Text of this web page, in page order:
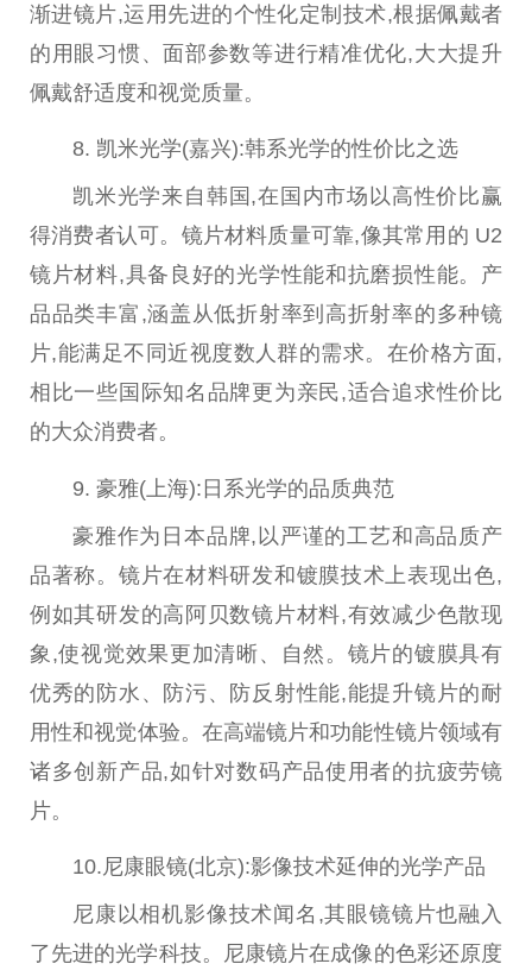
渐进镜片,运用先进的个性化定制技术,根据佩戴者
的用眼习惯、面部参数等进行精准优化,大大提升
佩戴舒适度和视觉质量。
8. 凯米光学(嘉兴):韩系光学的性价比之选
凯米光学来自韩国,在国内市场以高性价比赢
得消费者认可。镜片材料质量可靠,像其常用的 U2
镜片材料,具备良好的光学性能和抗磨损性能。产
品品类丰富,涵盖从低折射率到高折射率的多种镜
片,能满足不同近视度数人群的需求。在价格方面,
相比一些国际知名品牌更为亲民,适合追求性价比
的大众消费者。
9. 豪雅(上海):日系光学的品质典范
豪雅作为日本品牌,以严谨的工艺和高品质产
品著称。镜片在材料研发和镀膜技术上表现出色,
例如其研发的高阿贝数镜片材料,有效减少色散现
象,使视觉效果更加清晰、自然。镜片的镀膜具有
优秀的防水、防污、防反射性能,能提升镜片的耐
用性和视觉体验。在高端镜片和功能性镜片领域有
诸多创新产品,如针对数码产品使用者的抗疲劳镜
片。
10.尼康眼镜(北京):影像技术延伸的光学产品
尼康以相机影像技术闻名,其眼镜镜片也融入
了先进的光学科技。尼康镜片在成像的色彩还原度